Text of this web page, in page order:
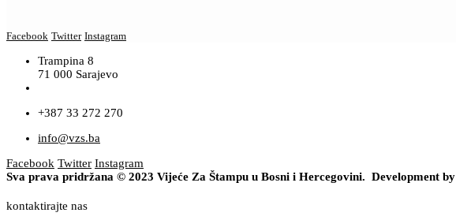
Facebook Twitter Instagram
Trampina 8
71 000 Sarajevo
+387 33 272 270
info@vzs.ba
Facebook Twitter Instagram
Sva prava pridržana © 2023 Vijeće Za Štampu u Bosni i Hercegovini. Development by
kontaktirajte nas